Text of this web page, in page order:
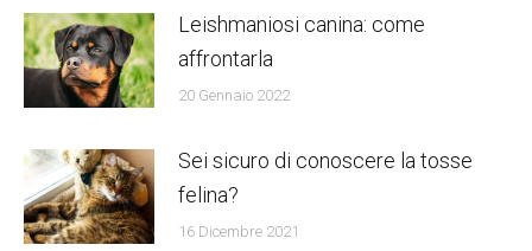
Leishmaniosi canina: come
affrontarla
20 Gennaio 2022
Sei sicuro di conoscere la tosse
felina?
16 Dicembre 2021